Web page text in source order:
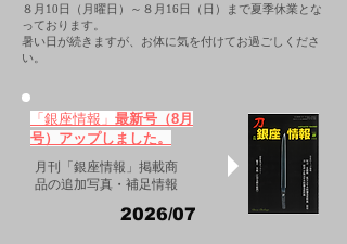
８月10日（月曜日）～８月16日（日）まで夏季休業とな
っております。
​暑い日が続きますが、お体に気を付けてお過ごしくださ
い。
「銀座情報」 最新号（8月
号）アップしました。
月刊「銀座情報」掲載商
品の追加写真・補足情報
2026/07